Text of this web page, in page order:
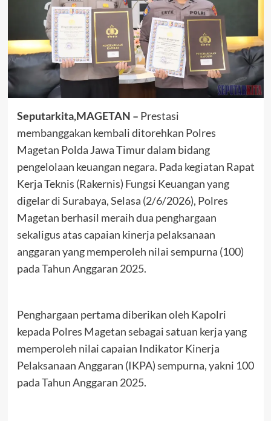
Seputarkita,MAGETAN – Prestasi
membanggakan kembali ditorehkan Polres
Magetan Polda Jawa Timur dalam bidang
pengelolaan keuangan negara. Pada kegiatan Rapat
Kerja Teknis (Rakernis) Fungsi Keuangan yang
digelar di Surabaya, Selasa (2/6/2026), Polres
Magetan berhasil meraih dua penghargaan
sekaligus atas capaian kinerja pelaksanaan
anggaran yang memperoleh nilai sempurna (100)
pada Tahun Anggaran 2025.
Penghargaan pertama diberikan oleh Kapolri
kepada Polres Magetan sebagai satuan kerja yang
memperoleh nilai capaian Indikator Kinerja
Pelaksanaan Anggaran (IKPA) sempurna, yakni 100
pada Tahun Anggaran 2025.